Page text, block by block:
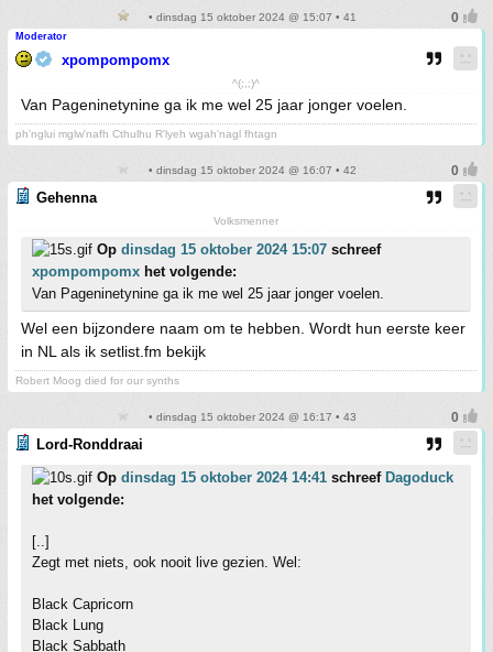
• dinsdag 15 oktober 2024 @ 15:07 • 41
Moderator
xpompompomx
^(;,;)^
Van Pageninetynine ga ik me wel 25 jaar jonger voelen.
ph'nglui mglw'nafh Cthulhu R'lyeh wgah'nagl fhtagn
• dinsdag 15 oktober 2024 @ 16:07 • 42
Gehenna
Volksmenner
Op dinsdag 15 oktober 2024 15:07 schreef
xpompompomx het volgende:
Van Pageninetynine ga ik me wel 25 jaar jonger voelen.
Wel een bijzondere naam om te hebben. Wordt hun eerste keer
in NL als ik setlist.fm bekijk
Robert Moog died for our synths
• dinsdag 15 oktober 2024 @ 16:17 • 43
Lord-Ronddraai
Op dinsdag 15 oktober 2024 14:41 schreef Dagoduck
het volgende:
[..]
Zegt met niets, ook nooit live gezien. Wel:
Black Capricorn
Black Lung
Black Sabbath